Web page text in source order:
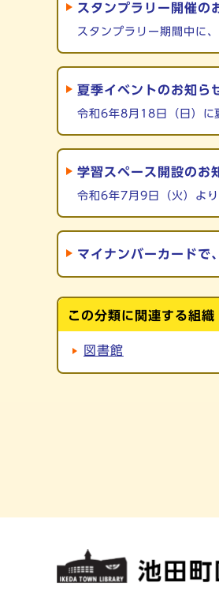
スタンプラリー開催の
スタンプラリー期間中に
夏季イベントのお知ら
令和6年8月18日（日）に
学習スペース開設のお
令和6年7月9日（火）よ
マイナンバーカードで
この分類に関連する組織
図書館